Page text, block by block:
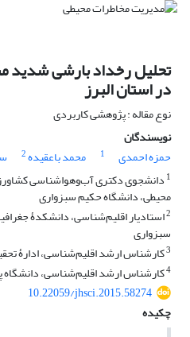
در استان البرز
نوع مقاله : پژوهشی کاربردی
نویسندگان
حمزه احمدی
1 محمد باعقیده2
1دانشجوی دکتری آب‌وهواشناسی
محیطی، دانشگاه حکیم سبزواری
2استادیار اقلیم‌شناسی، دانشکدۀ
سبزواری
3کارشناس ارشد اقلیم‌شناسی، ادارۀ
4کارشناس ارشد اقلیم‌شناسی، دانشگاه
10.22059/jhsci.2015.58274
چکیده